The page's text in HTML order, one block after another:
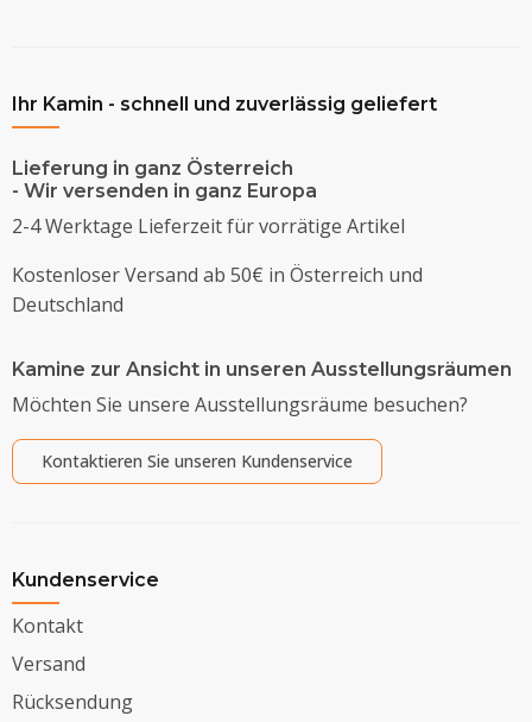
Ihr Kamin - schnell und zuverlässig geliefert
Lieferung in ganz Österreich
- Wir versenden in ganz Europa
2-4 Werktage Lieferzeit für vorrätige Artikel
Kostenloser Versand ab 50€ in Österreich und
Deutschland
Kamine zur Ansicht in unseren Ausstellungsräumen
Möchten Sie unsere Ausstellungsräume besuchen?
Kontaktieren Sie unseren Kundenservice
Kundenservice
Kontakt
Versand
Rücksendung